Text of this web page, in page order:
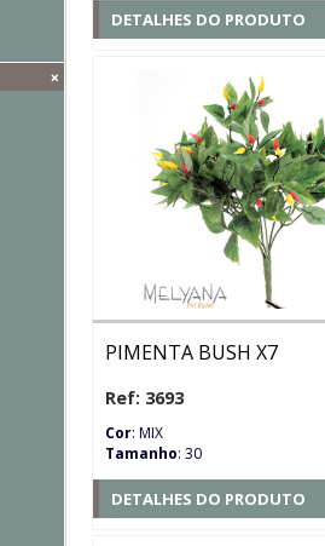
+
DETALHES DO PRODUTO
PIMENTA BUSH X7
Ref: 3693
Cor: MIX
Tamanho: 30
DETALHES DO PRODUTO